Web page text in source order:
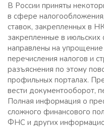
В России приняты
в сфере
ставок, закрепленных в
закрепленные в
направлены на
перечисления налогов и
разъяснения по этому
профильных порталах.
вести документооборот,
Полная информация о
сложного финансового
ФНС и других